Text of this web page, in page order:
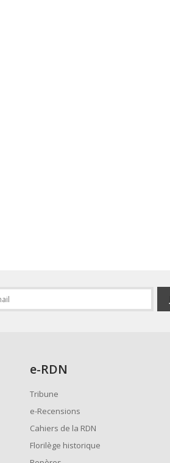
e-RDN
Tribune
e-Recensions
Cahiers de la RDN
Florilège historique